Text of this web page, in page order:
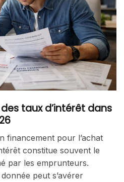
taux d’intérêt dans
financement pour l’achat
constitue souvent le
par les emprunteurs.
peut s’avérer